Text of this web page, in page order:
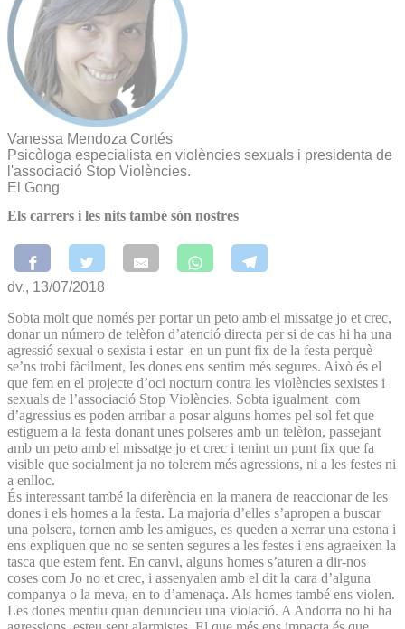
Vanessa Mendoza Cortés
Psicòloga especialista en violències sexuals i presidenta de
l'associació Stop Violències.
El Gong
Els carrers i les nits també són nostres
dv., 13/07/2018
Sobta molt que només per portar un peto amb el missatge jo et crec,
donar un número de telèfon d’atenció directa per si de cas hi ha una
agressió sexual o sexista i estar en un punt fix de la festa perquè
se’ns trobi fàcilment, les dones ens sentim més segures. Això és el
que fem en el projecte d’oci nocturn contra les violències sexistes i
sexuals de l’associació Stop Violències. Sobta igualment com
d’agressius es poden arribar a posar alguns homes pel sol fet que
estiguem a la festa donant unes polseres amb un telèfon, passejant
amb un peto amb el missatge jo et crec i tenint un punt fix que fa
visible que socialment ja no tolerem més agressions, ni a les festes ni
a enlloc.
És interessant també la diferència en la manera de reaccionar de les
dones i els homes a la festa. La majoria d’elles s’apropen a buscar
una polsera, tornen amb les amigues, es queden a xerrar una estona i
ens expliquen que no se senten segures a les festes i ens agraeixen la
tasca que estem fent. En canvi, alguns homes s’aturen a dir-nos
coses com Jo no et crec, i assenyalen amb el dit la cara d’alguna
companya o la meva, en to d’amenaça. Als homes també ens violen.
Les dones mentiu quan denuncieu una violació. A Andorra no hi ha